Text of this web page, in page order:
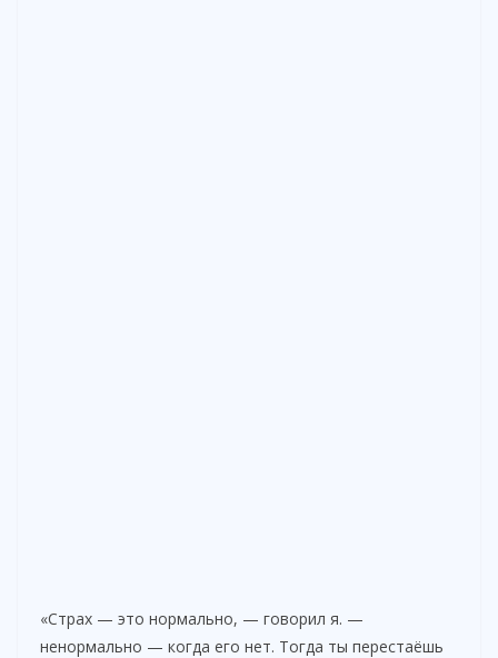
«Страх — это нормально, — говорил я. —
ненормально — когда его нет. Тогда ты перестаёшь